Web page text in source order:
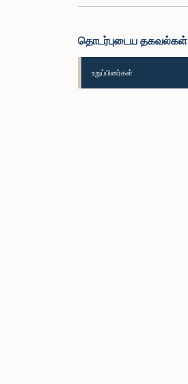
தொடர்புடைய தகவல்கள்
உறுப்பினர்கள்